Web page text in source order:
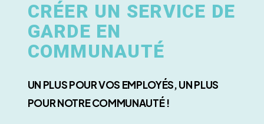
CRÉER UN SERVICE DE
GARDE EN
COMMUNAUTÉ
UN PLUS POUR VOS EMPLOYÉS, UN PLUS
POUR NOTRE COMMUNAUTÉ !